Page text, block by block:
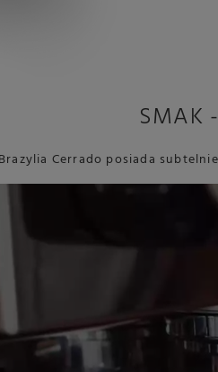
SMAK
Cerrado posiada